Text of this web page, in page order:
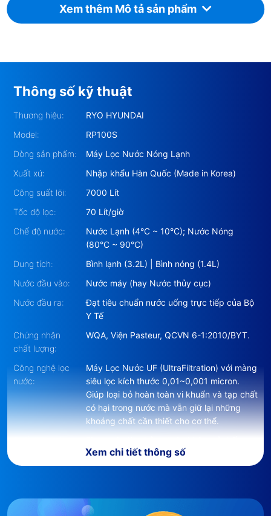
2. Thông số kỹ thuật củaRYO
Xem thêm Mô tả sản phẩm
Thông số kỹ thuật
Thương hiệu:
RYO HYUNDAI
Model:
RP100S
Dòng sản phẩm:
Máy Lọc Nước Nóng Lạnh
Xuất xứ:
Nhập khẩu Hàn Quốc (Made in Korea)
Công suất lõi:
7000 Lít
Tốc độ lọc:
70 Lít/giờ
Chế độ nước:
Nước Lạnh (4°C ~ 10°C); Nước Nóng
(80°C ~ 90°C)
Dung tích:
Bình lạnh (3.2L) | Bình nóng (1.4L)
Nước đầu vào:
Nước máy (hay Nước thủy cục)
Nước đầu ra:
Đạt tiêu chuẩn nước uống trực tiếp của Bộ
Y Tế
Chứng nhận
chất lượng:
WQA, Viện Pasteur, QCVN 6-1:2010/BYT.
Công nghệ lọc
nước:
Máy Lọc Nước UF (UltraFiltration) với màng
siêu lọc kích thước 0,01~0,001 micron.
Giúp loại bỏ hoàn toàn vi khuẩn và tạp chất
có hại trong nước mà vẫn giữ lại những
khoáng chất cần thiết cho cơ thể.
lượng cao.
- Khóa nước nóng an toàn cho trẻ em;
- Máy lọc nước Hàn Quốc TIẾT KIỆM ĐIỆN
Xem chi tiết thông số